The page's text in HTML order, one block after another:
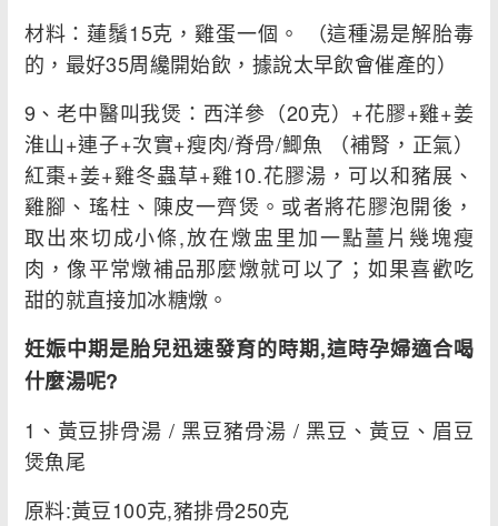
材料：蓮鬚15克，雞蛋一個。 （這種湯是解胎毒
的，最好35周纔開始飲，據說太早飲會催產的）
9、老中醫叫我煲：西洋參（20克）+花膠+雞+姜
淮山+連子+次實+瘦肉/脊骨/鯽魚 （補腎，正氣）
紅棗+姜+雞冬蟲草+雞10.花膠湯，可以和豬展、
雞腳、瑤柱、陳皮一齊煲。或者將花膠泡開後，
取出來切成小條,放在燉盅里加一點薑片幾塊瘦
肉，像平常燉補品那麼燉就可以了；如果喜歡吃
甜的就直接加冰糖燉。
妊娠中期是胎兒迅速發育的時期,這時孕婦適合喝
什麼湯呢?
1、黃豆排骨湯 / 黑豆豬骨湯 / 黑豆、黃豆、眉豆
煲魚尾
原料:黃豆100克,豬排骨250克